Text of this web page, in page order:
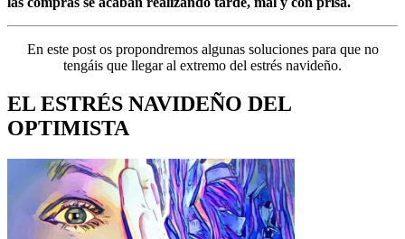
En este post os propondremos algunas soluciones para que no
tengáis que llegar al extremo del estrés navideño.
EL ESTRÉS NAVIDEÑO DEL
OPTIMISTA